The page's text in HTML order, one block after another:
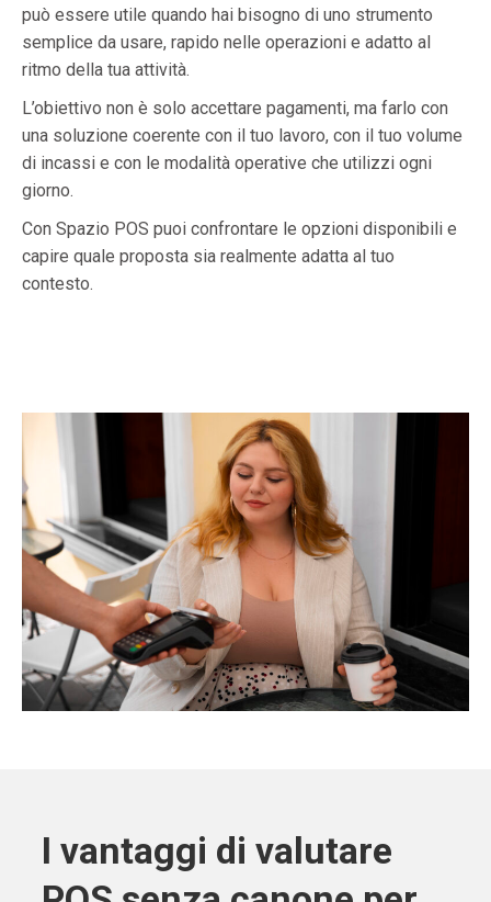
può essere utile quando hai bisogno di uno strumento
semplice da usare, rapido nelle operazioni e adatto al
ritmo della tua attività.
L’obiettivo non è solo accettare pagamenti, ma farlo con
una soluzione coerente con il tuo lavoro, con il tuo volume
di incassi e con le modalità operative che utilizzi ogni
giorno.
Con Spazio POS puoi confrontare le opzioni disponibili e
capire quale proposta sia realmente adatta al tuo
contesto.
I vantaggi di valutare